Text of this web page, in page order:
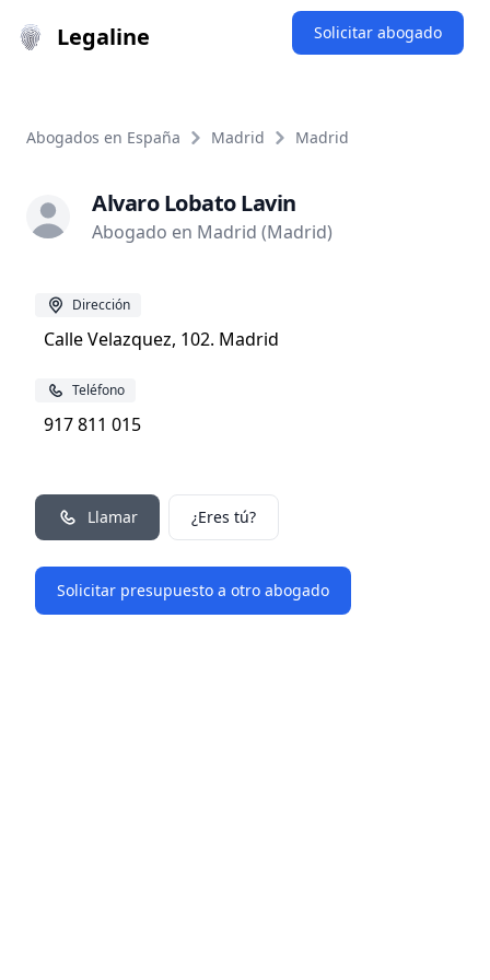
Legaline Solicitar abogado
Abogados en España Madrid Madrid
Alvaro Lobato Lavin
Abogado en Madrid (Madrid)
Dirección
Calle Velazquez, 102. Madrid
Teléfono
917 811 015
Llamar ¿Eres tú?
Solicitar presupuesto a otro abogado